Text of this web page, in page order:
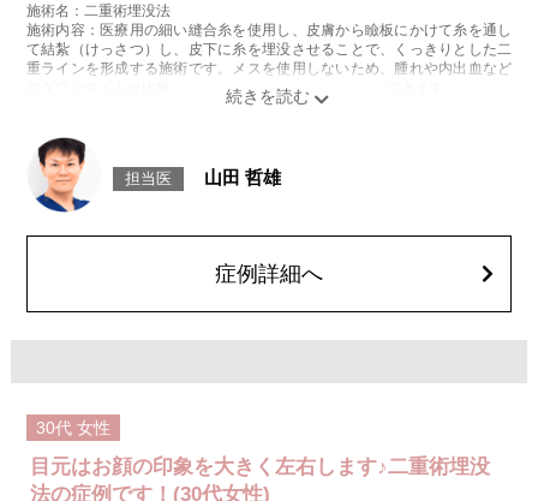
施術名：二重術埋没法
施術内容：医療用の細い縫合糸を使用し、皮膚から瞼板にかけて糸を通し
て結紮（けっさつ）し、皮下に糸を埋没させることで、くっきりとした二
重ラインを形成する施術です。メスを使用しないため、腫れや内出血など
のダウンタイムは比較的少なく、自然な仕上がりが期待できます。
後一時的に生じることがございます。これらの症状は通常数日〜1週間ほど
で落ち着いていきますが、個人差があります。また、稀に細菌感染症、左
右差、重瞼ラインの消失・乱れ、縫合糸の露出、結膜腫脹などが生じるこ
とがございます。
アドバンス 2箇所217,800円(税込)～6箇所349,800円(税込)
アペックス シングル437,800円(税込)～ダブル657,800円(税込)
シークレットアイズシングル712,800円(税込)〜ダブル877,800円(税込)
担当医 山田 哲雄
症例詳細へ
30代 女性
目元はお顔の印象を大きく左右します♪二重術埋没
法の症例です！(30代女性)